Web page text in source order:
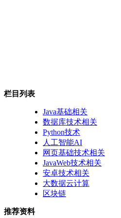
栏目列表
Java基础相关
数据库技术相关
Python技术
人工智能AI
网页基础技术相关
JavaWeb技术相关
安卓技术相关
大数据云计算
区块链
推荐资料